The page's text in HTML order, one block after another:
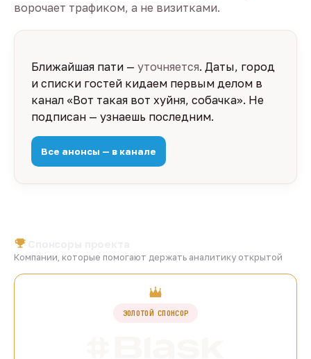
ворочает трафиком, а не визитками.
Ближайшая пати — уточняется. Даты, город
и списки гостей кидаем первым делом в
канал «Вот такая вот хуйня, собачка». Не
подписан — узнаешь последним.
Все анонсы — в канале
Компании, которые помогают держать аналитику открытой
ЗОЛОТОЙ СПОНСОР